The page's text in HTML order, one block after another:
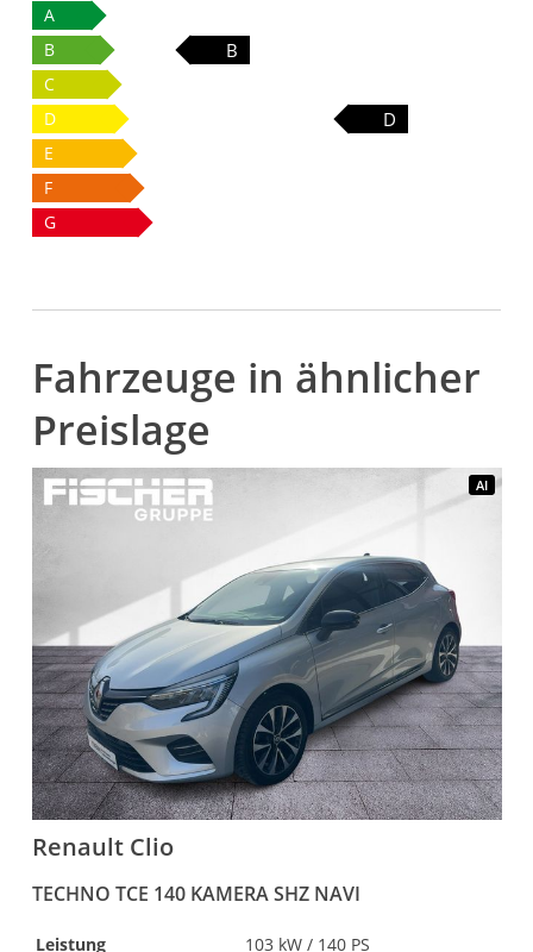
A
B
B
C
D
D
E
F
G
Fahrzeuge in ähnlicher
Preislage
AI
Renault Clio
TECHNO TCE 140 KAMERA SHZ NAVI
Leistung 103 kW / 140 PS